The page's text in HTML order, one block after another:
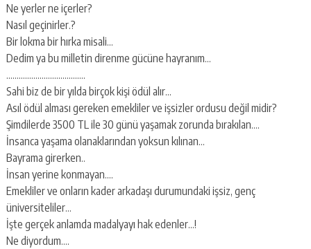
Ne yerler ne içerler?
Nasıl geçinirler.?
Bir lokma bir hırka misali…
Dedim ya bu milletin direnme gücüne hayranım…
………………………………..
Sahi biz de bir yılda birçok kişi ödül alır…
Asıl ödül alması gereken emekliler ve işsizler ordusu değil midir?
Şimdilerde 3500 TL ile 30 günü yaşamak zorunda bırakılan….
İnsanca yaşama olanaklarından yoksun kılınan…
Bayrama girerken..
İnsan yerine konmayan….
Emekliler ve onların kader arkadaşı durumundaki işsiz, genç
üniversiteliler…
İşte gerçek anlamda madalyayı hak edenler…!
Ne diyordum….